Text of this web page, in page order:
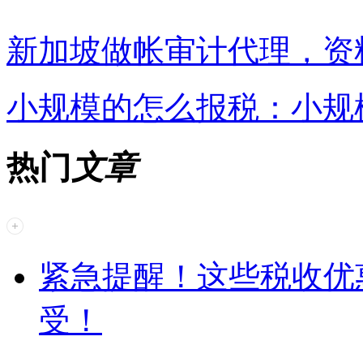
新加坡做帐审计代理，
小规模的怎么报税：小
热门 文章
紧急提醒！这些税收
受！